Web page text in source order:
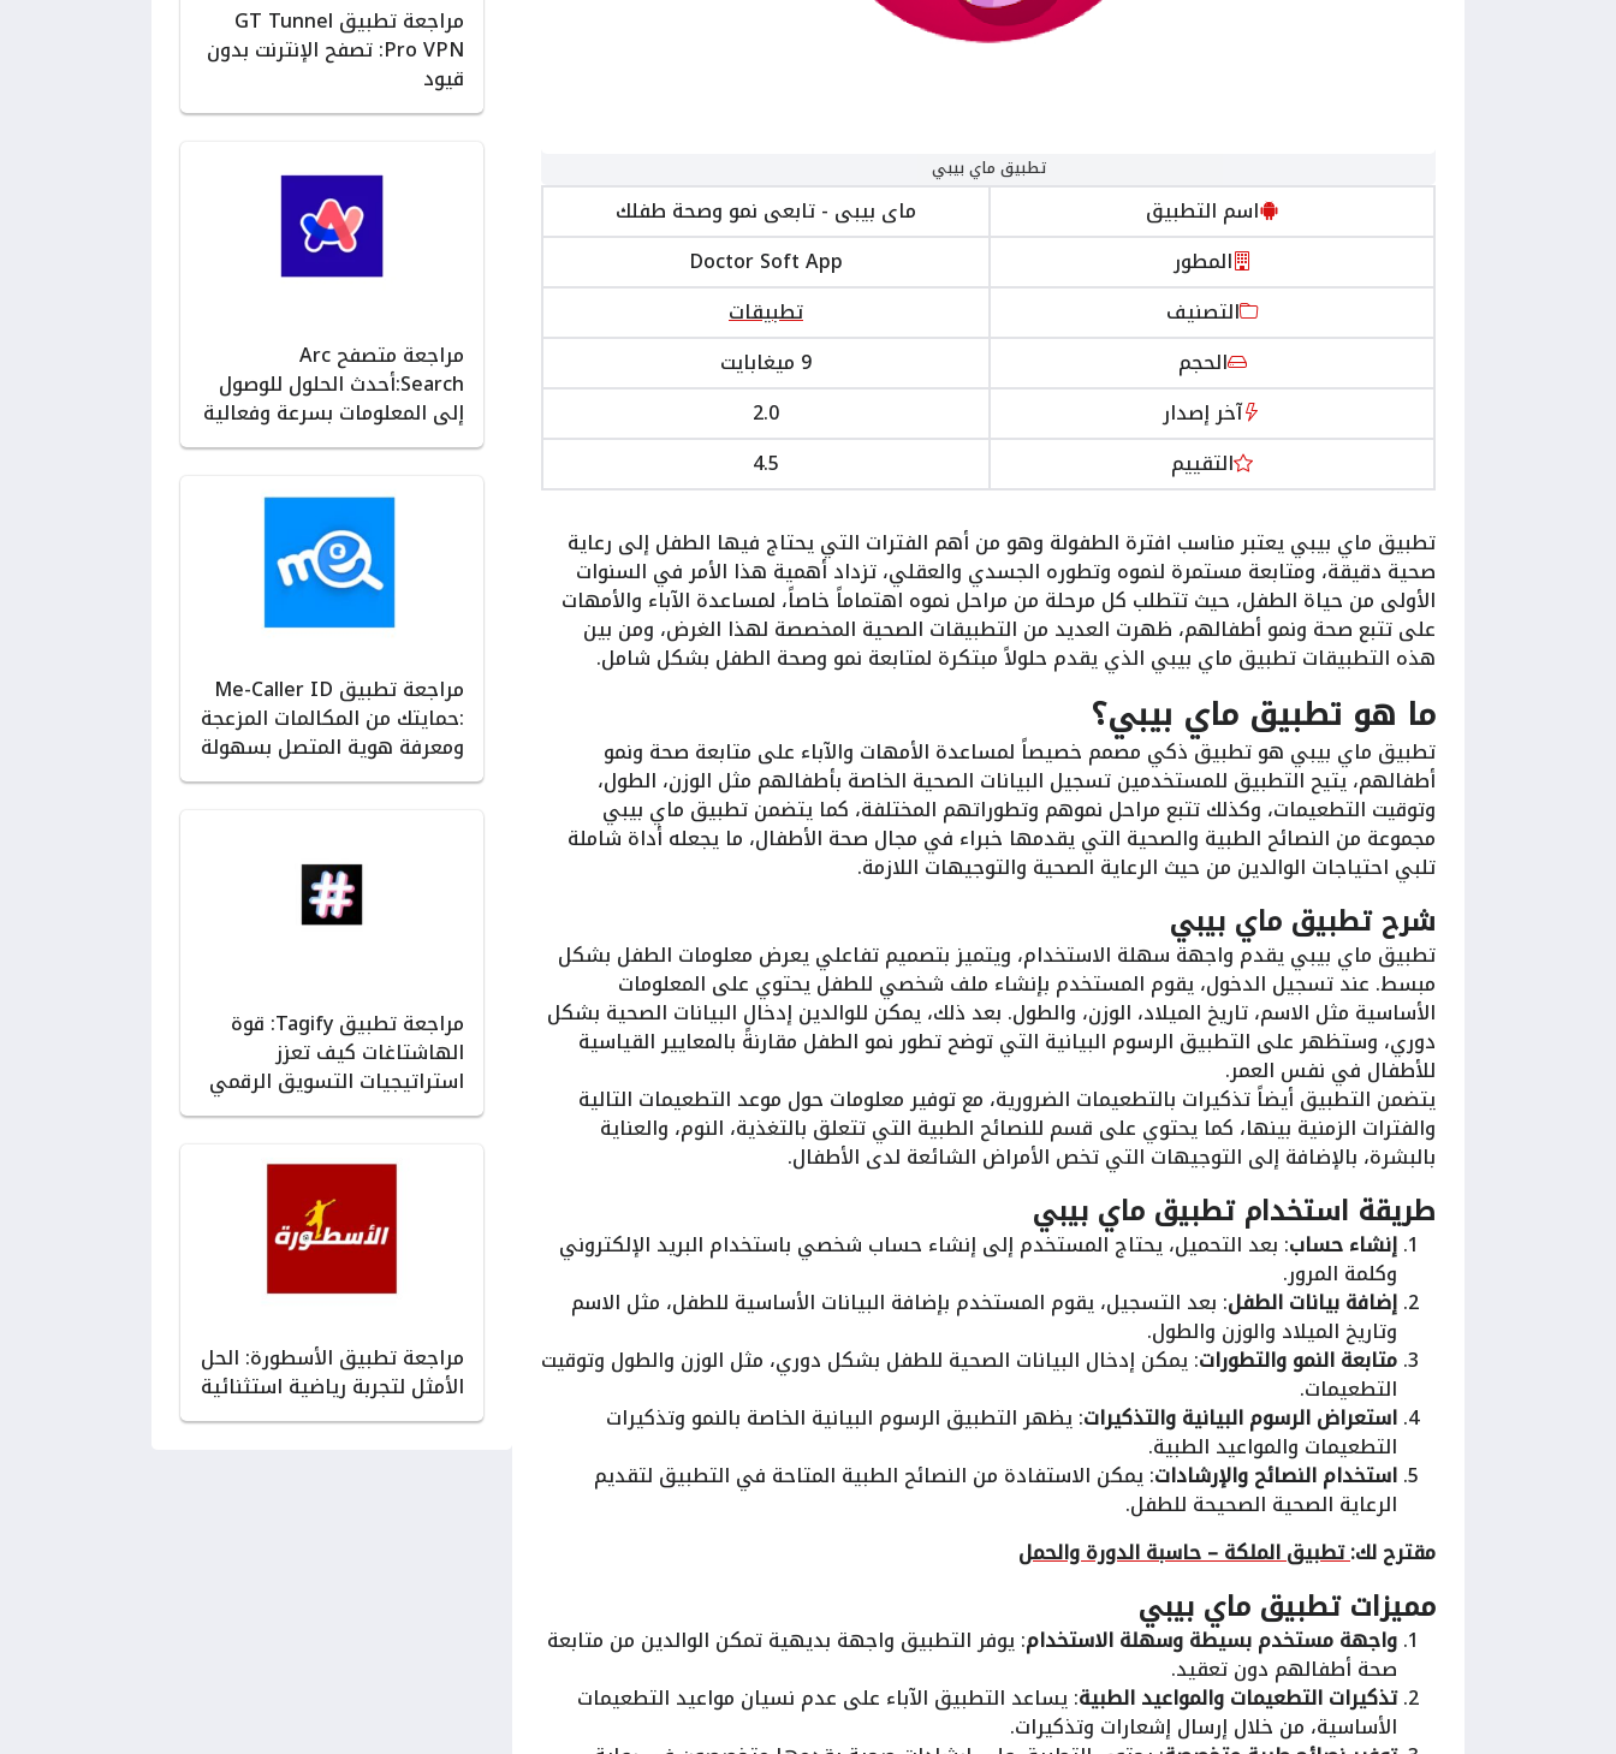
مراجعة تطبيق GT Tunnel
Pro VPN: تصفح الإنترنت بدون
قيود
مراجعة متصفح Arc
Search:أحدث الحلول للوصول
إلى المعلومات بسرعة وفعالية
مراجعة تطبيق Me-Caller ID
:حمايتك من المكالمات المزعجة
ومعرفة هوية المتصل بسهولة
مراجعة تطبيق Tagify: قوة
الهاشتاغات كيف تعزز
استراتيجيات التسويق الرقمي
مراجعة تطبيق الأسطورة: الحل
الأمثل لتجربة رياضية استثنائية
تطبيق ماي بيبي
اسم التطبيق
ماى بيبى - تابعى نمو وصحة طفلك
المطور
Doctor Soft App‏
التصنيف
تطبيقات
الحجم
9 ميغابايت
آخر إصدار
2.0
التقييم
4.5
تطبيق ماي بيبي يعتبر مناسب افترة الطفولة وهو من أهم الفترات التي يحتاج فيها الطفل إلى رعاية
صحية دقيقة، ومتابعة مستمرة لنموه وتطوره الجسدي والعقلي، تزداد أهمية هذا الأمر في السنوات
الأولى من حياة الطفل، حيث تتطلب كل مرحلة من مراحل نموه اهتماماً خاصاً، لمساعدة الآباء والأمهات
على تتبع صحة ونمو أطفالهم، ظهرت العديد من التطبيقات الصحية المخصصة لهذا الغرض، ومن بين
هذه التطبيقات تطبيق ماي بيبي الذي يقدم حلولاً مبتكرة لمتابعة نمو وصحة الطفل بشكل شامل.
ما هو تطبيق ماي بيبي؟
تطبيق ماي بيبي هو تطبيق ذكي مصمم خصيصاً لمساعدة الأمهات والآباء على متابعة صحة ونمو
أطفالهم، يتيح التطبيق للمستخدمين تسجيل البيانات الصحية الخاصة بأطفالهم مثل الوزن، الطول،
وتوقيت التطعيمات، وكذلك تتبع مراحل نموهم وتطوراتهم المختلفة، كما يتضمن تطبيق ماي بيبي
مجموعة من النصائح الطبية والصحية التي يقدمها خبراء في مجال صحة الأطفال، ما يجعله أداة شاملة
تلبي احتياجات الوالدين من حيث الرعاية الصحية والتوجيهات اللازمة.
شرح تطبيق ماي بيبي
تطبيق ماي بيبي يقدم واجهة سهلة الاستخدام، ويتميز بتصميم تفاعلي يعرض معلومات الطفل بشكل
مبسط. عند تسجيل الدخول، يقوم المستخدم بإنشاء ملف شخصي للطفل يحتوي على المعلومات
الأساسية مثل الاسم، تاريخ الميلاد، الوزن، والطول. بعد ذلك، يمكن للوالدين إدخال البيانات الصحية بشكل
دوري، وستظهر على التطبيق الرسوم البيانية التي توضح تطور نمو الطفل مقارنةً بالمعايير القياسية
للأطفال في نفس العمر.
يتضمن التطبيق أيضاً تذكيرات بالتطعيمات الضرورية، مع توفير معلومات حول موعد التطعيمات التالية
والفترات الزمنية بينها، كما يحتوي على قسم للنصائح الطبية التي تتعلق بالتغذية، النوم، والعناية
بالبشرة، بالإضافة إلى التوجيهات التي تخص الأمراض الشائعة لدى الأطفال.
طريقة استخدام تطبيق ماي بيبي
إنشاء حساب: بعد التحميل، يحتاج المستخدم إلى إنشاء حساب شخصي باستخدام البريد الإلكتروني
وكلمة المرور.
إضافة بيانات الطفل: بعد التسجيل، يقوم المستخدم بإضافة البيانات الأساسية للطفل، مثل الاسم
وتاريخ الميلاد والوزن والطول.
متابعة النمو والتطورات: يمكن إدخال البيانات الصحية للطفل بشكل دوري، مثل الوزن والطول وتوقيت
التطعيمات.
استعراض الرسوم البيانية والتذكيرات: يظهر التطبيق الرسوم البيانية الخاصة بالنمو وتذكيرات
التطعيمات والمواعيد الطبية.
استخدام النصائح والإرشادات: يمكن الاستفادة من النصائح الطبية المتاحة في التطبيق لتقديم
الرعاية الصحية الصحيحة للطفل.
مقترح لك:تطبيق الملكة – حاسبة الدورة والحمل
مميزات تطبيق ماي بيبي
واجهة مستخدم بسيطة وسهلة الاستخدام: يوفر التطبيق واجهة بديهية تمكن الوالدين من متابعة
صحة أطفالهم دون تعقيد.
تذكيرات التطعيمات والمواعيد الطبية: يساعد التطبيق الآباء على عدم نسيان مواعيد التطعيمات
الأساسية، من خلال إرسال إشعارات وتذكيرات.